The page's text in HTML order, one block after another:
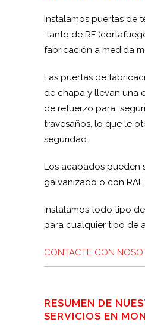
Instalamos puertas de
tanto de RF
fabricación a medida
Las puertas de
de chapa y llevan una
de refuerzo para
travesaños, lo que le
seguridad.
Los acabados pueden
galvanizado o con
Instalamos todo tipo
para cualquier tipo de
CONTACTE CON
RESUMEN DE
SERVICIOS EN